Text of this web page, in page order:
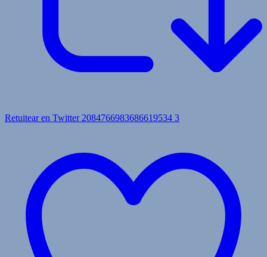
Retuitear en Twitter 2084766983686619534 3